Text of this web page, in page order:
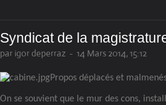
Syndicat de la
par igor deperraz - 14 Mars 2014, 15:12
Propos déplacés et
On se souvient que le mur des cons,